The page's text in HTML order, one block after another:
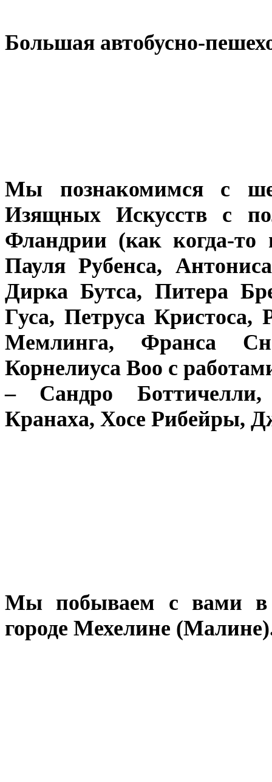
Большая автобусно-
Мы познакомимся с
Изящных Искусств с
Фландрии (как когда-
Пауля Рубенса,
Дирка Бутса, Питера
Гуса, Петруса Кристоса,
Мемлинга, Франса
Корнелиуса Воо с
– Сандро
Кранаха, Хосе Рибейры,
Мы побываем с вами в
городе Мехелине